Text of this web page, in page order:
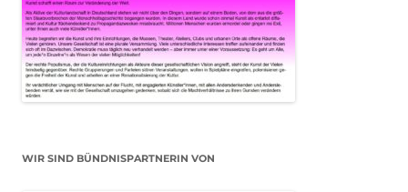
WIR SIND BÜNDNISPARTNERIN VON